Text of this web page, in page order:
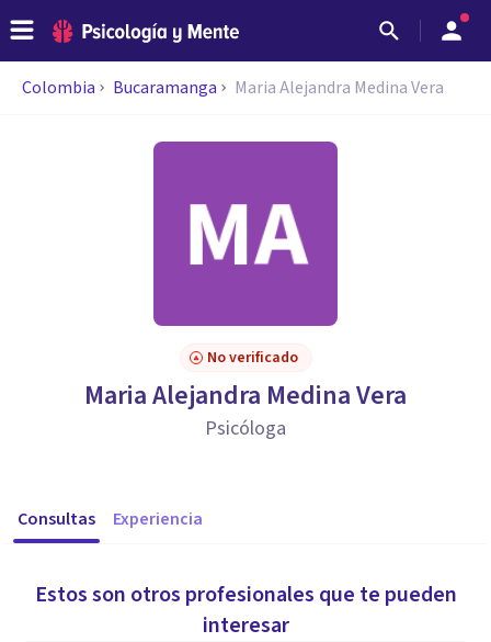
Colombia Bucaramanga Maria Alejandra Medina Vera
No verificado
Maria Alejandra Medina Vera
Psicóloga
Consultas Experiencia
Estos son otros profesionales que te pueden
interesar